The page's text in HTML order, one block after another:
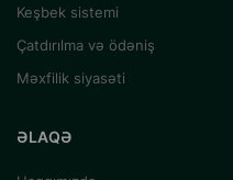
Keşbek sistemi
Çatdırılma və ödəniş
Məxfilik siyasəti
ƏLAQƏ